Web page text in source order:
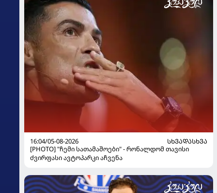
16:04/05-08-2026
ᲡᲮᲕᲐᲓᲐᲡᲮᲕᲐ
[PHOTO] "ჩემი სათამაშოები" - რონალდომ თავისი
ძვირფასი ავტოპარკი აჩვენა